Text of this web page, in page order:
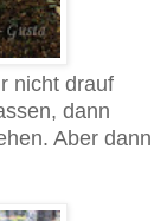
nicht drauf
dann
Aber dann